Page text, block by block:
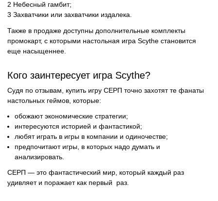
Небесный гамбит;
Захватчики или захватчики издалека.
Также в продаже доступны дополнительные комплекты
промокарт, с которыми настольная игра Scythe становится
еще насыщеннее.
Кого заинтересует игра Scythe?
Судя по отзывам, купить игру СЕРП точно захотят те фанаты
настольных геймов, которые:
обожают экономические стратегии;
интересуются историей и фантастикой;
любят играть в игры в компании и одиночестве;
предпочитают игры, в которых надо думать и
анализировать.
СЕРП — это фантастический мир, который каждый раз
удивляет и поражает как первый раз.